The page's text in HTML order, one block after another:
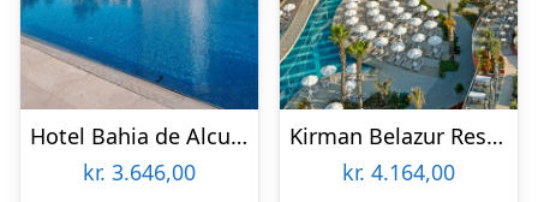
Hotel Bahia de Alcudia
kr. 3.646,00
Kirman Belazur Resort & Spa Hotel
kr. 4.164,00